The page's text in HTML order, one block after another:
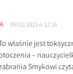
a
,
r
09/02/2015 o 12:16
właśnie jest
–
Smykowi